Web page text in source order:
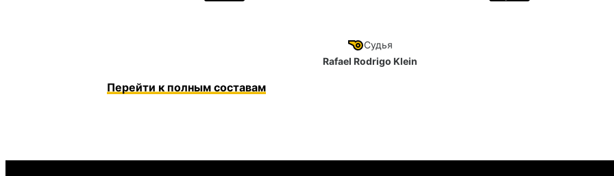
Судья
Rafael Rodrigo Klein
Перейти к полным составам